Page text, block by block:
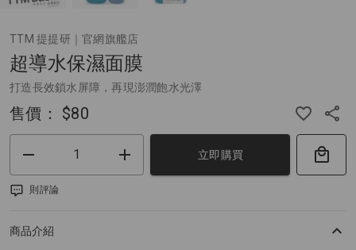
TTM 提提研｜官網旗艦店
超導水保濕面膜
打造長效鎖水屏障，再現澎潤飽水光澤
售價： $80
立即購買
則評論
商品介紹